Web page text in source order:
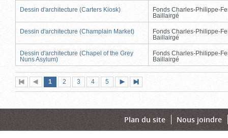
Dessin d'architecture (Carters Kiosk)
Fonds Charles-Philippe-
Baillairgé
Dessin d'architecture (Champlain Market)
Fonds Charles-Philippe-
Baillairgé
Dessin d'architecture (Chapel of the Grey
Nuns Asylum)
Fonds Charles-Philippe-
Baillairgé
Première
page
Page
précédente
Page
1 (page
actuelle)
Page
2 Page
3 Page
4 Page
5
suivante
page
Plan du site Nous joindre